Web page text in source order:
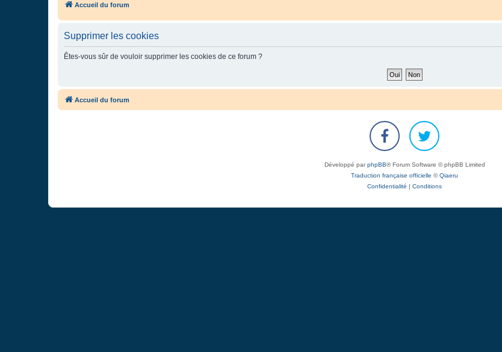
Accueil du forum
Supprimer les cookies
Êtes-vous sûr de vouloir supprimer les cookies de ce forum ?
Accueil du forum
Développé parphpBB® Forum Software © phpBB Limited
Traduction française officielle ©Qiaeru
Confidentialité | Conditions